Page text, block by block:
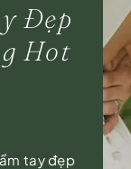
Đẹp
Hot
tay đẹp